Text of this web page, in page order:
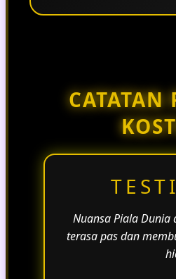
CATATAN
Nuansa Piala Dunia
terasa pas dan